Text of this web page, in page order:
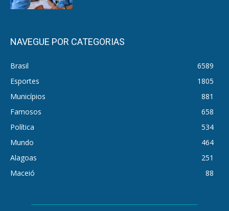
NAVEGUE POR CATEGORIAS
Brasil
6589
Esportes
1805
Municípios
881
Famosos
658
Política
534
Mundo
464
Alagoas
251
Maceió
88